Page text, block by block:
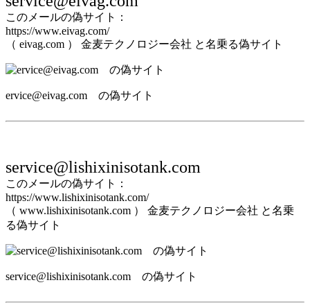
このメールの偽サイト：
https://www.eivag.com/
（ eivag.com ） 金麦テクノロジー会社 と名乗る偽サイト
ervice@eivag.com の偽サイト
service@lishixinisotank.com
このメールの偽サイト：
https://www.lishixinisotank.com/
（ www.lishixinisotank.com ） 金麦テクノロジー会社 と名乗
る偽サイト
service@lishixinisotank.com の偽サイト